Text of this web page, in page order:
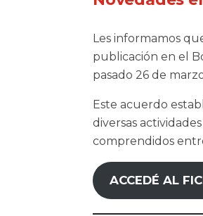
Les informamos
publicación en el
pasado 26 de
Este acuerdo
diversas
comprendidos
ACCEDÉ AL